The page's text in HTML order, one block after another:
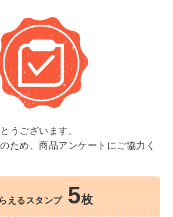
うございます。
ため、商品アンケートにご協力く
えるスタンプ 5枚